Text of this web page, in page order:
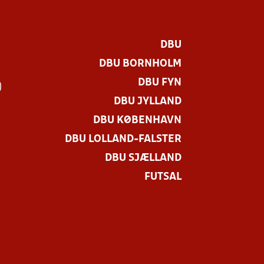
DBU
DBU BORNHOLM
DBU FYN
DBU JYLLAND
DBU KØBENHAVN
DBU LOLLAND-FALSTER
DBU SJÆLLAND
FUTSAL